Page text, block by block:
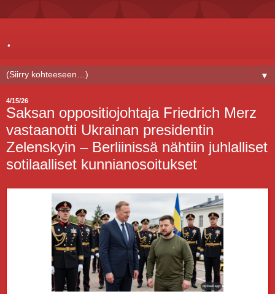
.
▼
4/15/26
Saksan oppositiojohtaja Friedrich Merz
vastaanotti Ukrainan presidentin
Zelenskyin – Berliinissä nähtiin juhlalliset
sotilaalliset kunnianosoitukset